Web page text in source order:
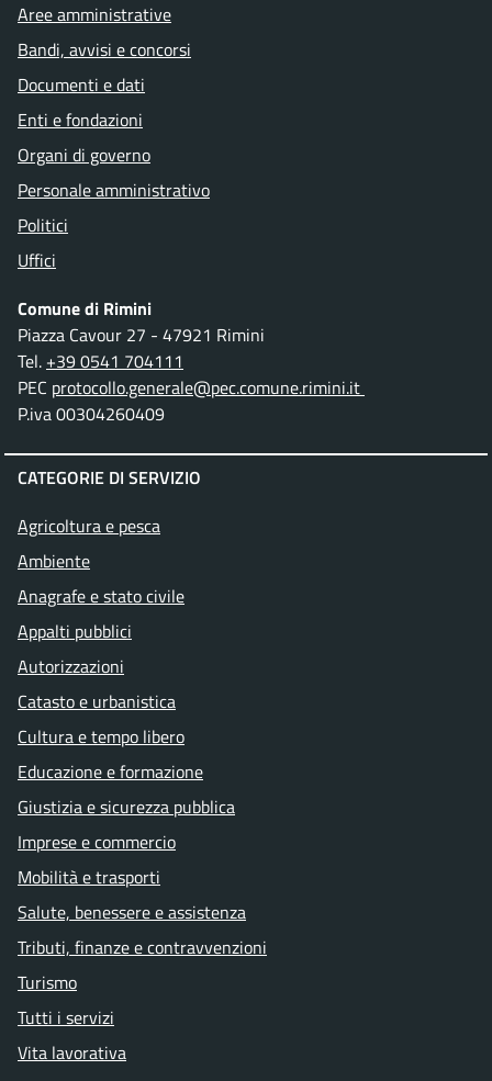
Aree amministrative
Bandi, avvisi e concorsi
Documenti e dati
Enti e fondazioni
Organi di governo
Personale amministrativo
Politici
Uffici
Comune di Rimini
Piazza Cavour 27 - 47921 Rimini
Tel. +39 0541 704111
PEC protocollo.generale@pec.comune.rimini.it
P.iva 00304260409
CATEGORIE DI SERVIZIO
Agricoltura e pesca
Ambiente
Anagrafe e stato civile
Appalti pubblici
Autorizzazioni
Catasto e urbanistica
Cultura e tempo libero
Educazione e formazione
Giustizia e sicurezza pubblica
Imprese e commercio
Mobilità e trasporti
Salute, benessere e assistenza
Tributi, finanze e contravvenzioni
Turismo
Tutti i servizi
Vita lavorativa